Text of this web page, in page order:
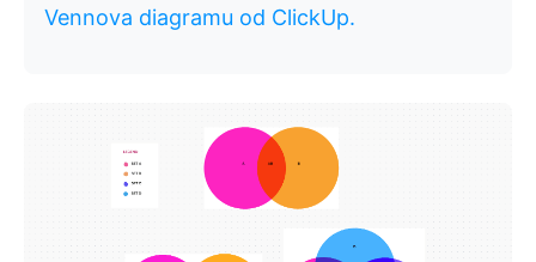
Vennova diagramu od ClickUp.